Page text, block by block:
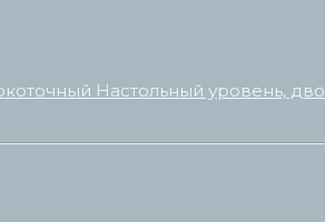
Настольный уровень,